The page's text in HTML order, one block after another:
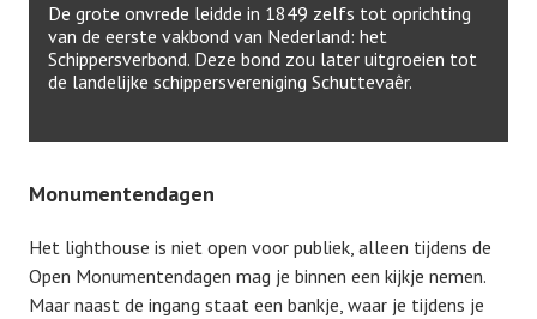
De grote onvrede leidde in 1849 zelfs tot oprichting
van de eerste vakbond van Nederland: het
Schippersverbond. Deze bond zou later uitgroeien tot
de landelijke schippersvereniging Schuttevaêr.
Monumentendagen
Het lighthouse is niet open voor publiek, alleen tijdens de
Open Monumentendagen mag je binnen een kijkje nemen.
Maar naast de ingang staat een bankje, waar je tijdens je